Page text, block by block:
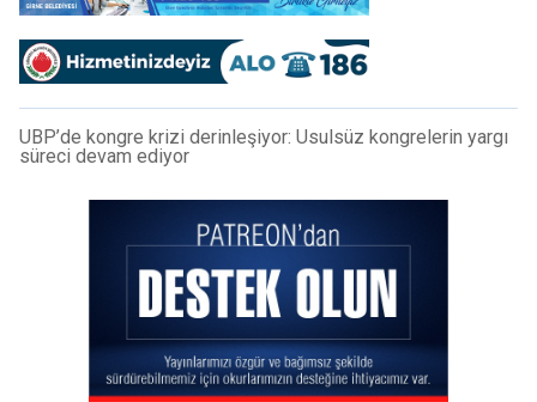
UBP’de kongre krizi derinleşiyor: Usulsüz kongrelerin yargı
süreci devam ediyor